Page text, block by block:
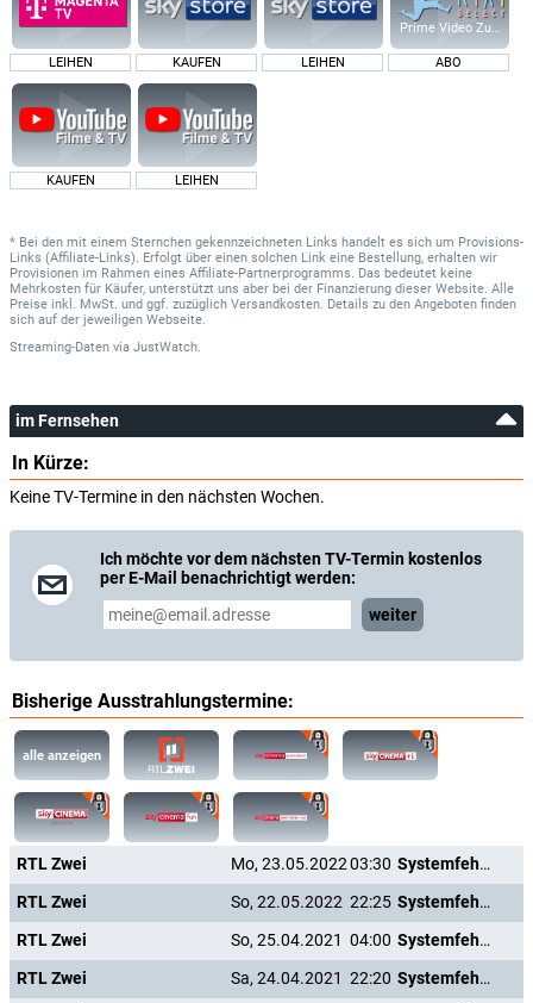
LEIHEN KAUFEN LEIHEN
Prime Video Zusatz-
ABO
KAUFEN LEIHEN
* Bei den mit einem Sternchen gekennzeichneten Links handelt es sich um Provisions-
Links (Affiliate-Links). Erfolgt über einen solchen Link eine Bestellung, erhalten wir
Provisionen im Rahmen eines Affiliate-Partnerprogramms. Das bedeutet keine
Mehrkosten für Käufer, unterstützt uns aber bei der Finanzierung dieser Website. Alle
Preise inkl. MwSt. und ggf. zuzüglich Versandkosten. Details zu den Angeboten finden
sich auf der jeweiligen Webseite.
Streaming-Daten via JustWatch.
im Fernsehen
In Kürze:
Keine TV-Termine in den nächsten Wochen.
Ich möchte vor dem nächsten TV-Termin kostenlos
per E-Mail benachrichtigt werden:
weiter
Bisherige Ausstrahlungstermine:
alle anzeigen
RTL Zwei Mo, 23.05.202203:30
Systemfehler - Wenn Inge tanzt
RTL Zwei
So, 22.05.2022 22:25
Systemfehler - Wenn Inge tanzt
RTL Zwei
So, 25.04.2021 04:00
Systemfehler - Wenn Inge tanzt
RTL Zwei
Sa, 24.04.2021 22:20
Systemfehler - Wenn Inge tanzt